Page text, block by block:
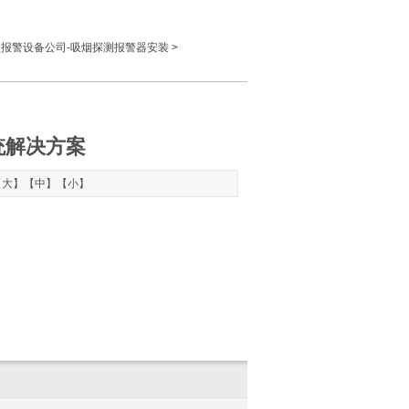
警设备公司-吸烟探测报警器安装 >
决方案
大】【中 】【小】